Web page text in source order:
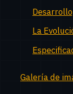
La
Galería de